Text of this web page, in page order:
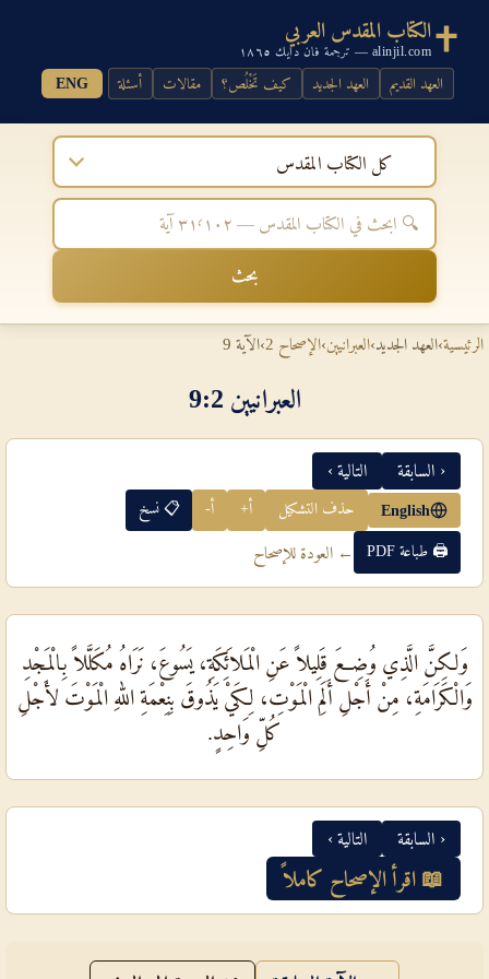
الكتاب المقدس العربي
alinjil.com — ترجمة فان دايك ١٨٦٥
العهد القديم العهد الجديد كيف تَخْلُص؟ مقالات أسئلة ENG
كل الكتاب المقدس
بحث
الرئيسية›العهد الجديد›العبرانيين›الإصحاح 2 ›الآية 9
العبرانيين 2‏:‏9
‹ السابقة التالية ›
English حذف التشكيل أ+ أ- 📋 نسخ
🖨 طباعة PDF ← العودة للإصحاح
وَلكِنَّ الَّذِي وُضِعَ قَلِيلاً عَنِ الْمَلاَئِكَةِ، يَسُوعَ، نَرَاهُ مُكَلَّلاً بِالْمَجْدِ
وَالْكَرَامَةِ، مِنْ أَجْلِ أَلَمِ الْمَوْتِ، لِكَيْ يَذُوقَ بِنِعْمَةِ اللهِ الْمَوْتَ لأَجْلِ
كُلِّ وَاحِدٍ.
‹ السابقة التالية ›
📖 اقرأ الإصحاح كاملاً